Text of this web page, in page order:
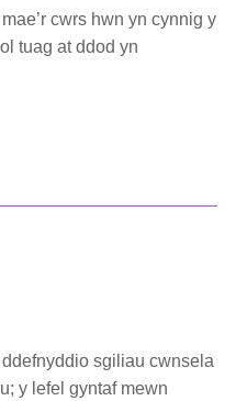
cwrs hwn yn cynnig y
tuag at ddod yn
sgiliau cwnsela
y lefel gyntaf mewn